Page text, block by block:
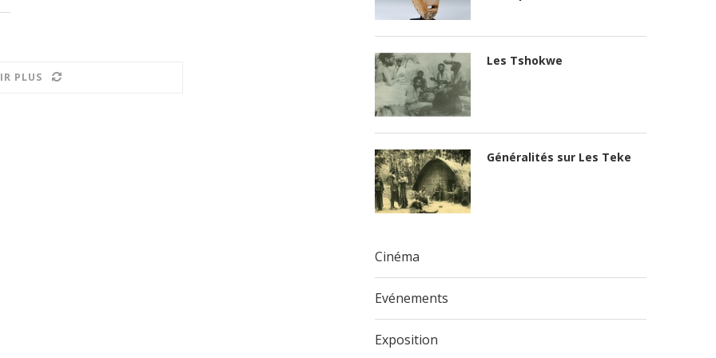
PLUS
Les Tshokwe
Généralités sur Les Teke
Cinéma
Evénements
Exposition